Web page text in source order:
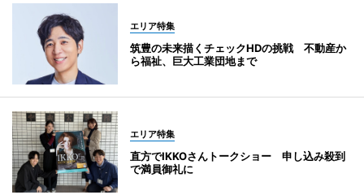
エリア特集
筑豊の未来描くチェックHDの挑戦 不動産か
ら福祉、巨大工業団地まで
エリア特集
直方でIKKOさんトークショー 申し込み殺到
で満員御礼に